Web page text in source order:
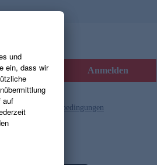
Anmelden
und die Gutscheinbedingungen